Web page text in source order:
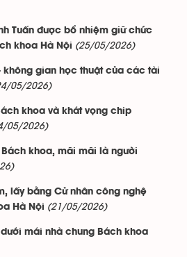
Tuấn được bổ nhiệm giữ chức
khoa Hà Nội (25/05/2026)
không gian học thuật của các tài
05/2026)
khoa và khát vọng chip
05/2026)
khoa, mãi mãi là người
lấy bằng Cử nhân công nghệ
Hà Nội (21/05/2026)
dưới mái nhà chung Bách khoa